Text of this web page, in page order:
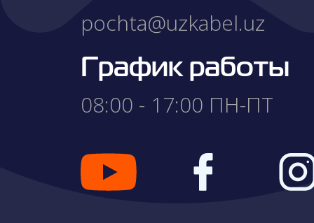
pochta@uzkabel.uz
График работы
08:00 - 17:00 ПН-ПТ